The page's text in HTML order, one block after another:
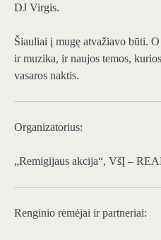
DJ Virgis.
Šiauliai į mugę atvažiavo būti.
ir muzika, ir naujos temos,
vasaros naktis.
Organizatorius:
„Remigijaus akcija“, VšĮ –
Renginio rėmėjai ir partneriai: